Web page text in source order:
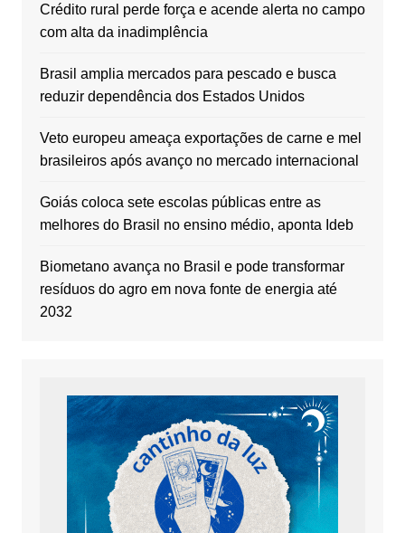
Crédito rural perde força e acende alerta no campo
com alta da inadimplência
Brasil amplia mercados para pescado e busca
reduzir dependência dos Estados Unidos
Veto europeu ameaça exportações de carne e mel
brasileiros após avanço no mercado internacional
Goiás coloca sete escolas públicas entre as
melhores do Brasil no ensino médio, aponta Ideb
Biometano avança no Brasil e pode transformar
resíduos do agro em nova fonte de energia até
2032